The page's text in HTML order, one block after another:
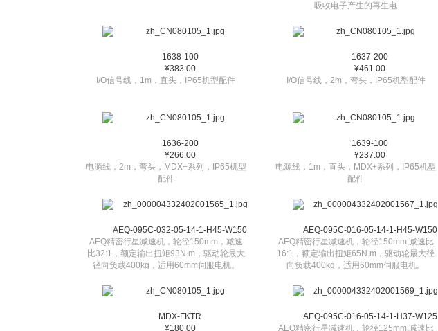
吸收电子产生的再生电
1638-100
¥383.00
I/O信号线，1m，直头，IP65机型配件
1637-200
¥461.00
I/O信号线，2m，弯头，IP65机型配件
1636-200
¥266.00
电源线，2m，弯头，MDX+系列，IP65机型
配件
1639-100
¥237.00
电源线，1m，直头，MDX+系列，IP65机型
配件
AEQ-095C-032-05-14-1-H45-W150
AEQ精密行星减速机，轮径150mm，减速
比32:1，额定输出扭矩93N.m，驱动轮最大
径向负载400kg，适用60mm伺服电机。
AEQ-095C-016-05-14-1-H45-W150
AEQ精密行星减速机，轮径150mm,减速比
16:1，额定输出扭矩65N.m，驱动轮最大径
向负载400kg，适用60mm伺服电机。
MDX-FKTR
¥180.00
AEQ-095C-016-05-14-1-H37-W125
AEQ精密行星减速机，轮径125mm,减速比